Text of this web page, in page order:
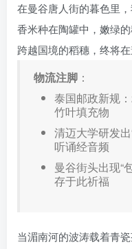
在曼谷唐人街的暮色里
香米种在陶罐中，嫩绿
跨越国境的稻穗，终将
物流注脚 ：
泰国邮政新规
竹叶填充物
清迈大学研发
听诵经音频
曼谷街头出现“
存于此祈福
当湄南河的波涛载着青